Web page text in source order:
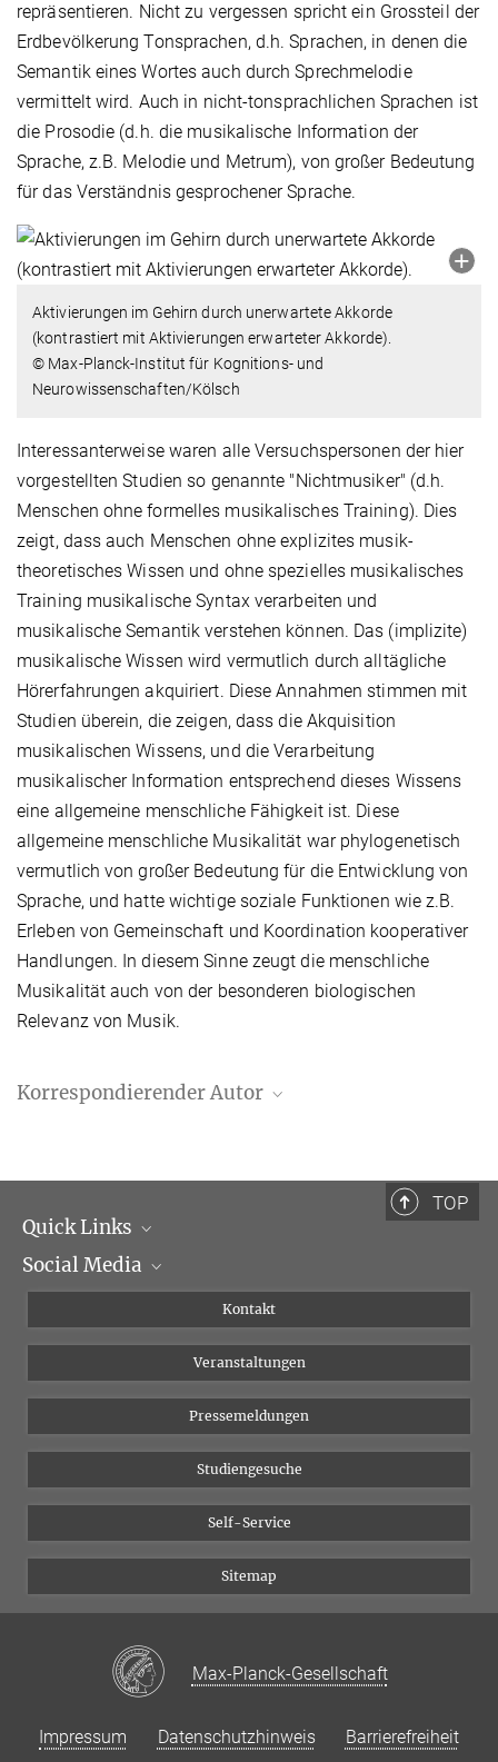
repräsentieren. Nicht zu vergessen spricht ein Grossteil der
Erdbevölkerung Tonsprachen, d.h. Sprachen, in denen die
Semantik eines Wortes auch durch Sprechmelodie
vermittelt wird. Auch in nicht-tonsprachlichen Sprachen ist
die Prosodie (d.h. die musikalische Information der
Sprache, z.B. Melodie und Metrum), von großer Bedeutung
für das Verständnis gesprochener Sprache.
Aktivierungen im Gehirn durch unerwartete Akkorde
(kontrastiert mit Aktivierungen erwarteter Akkorde).
© Max-Planck-Institut für Kognitions- und
Neurowissenschaften/Kölsch
Interessanterweise waren alle Versuchspersonen der hier
vorgestellten Studien so genannte "Nichtmusiker" (d.h.
Menschen ohne formelles musikalisches Training). Dies
zeigt, dass auch Menschen ohne explizites musik-
theoretisches Wissen und ohne spezielles musikalisches
Training musikalische Syntax verarbeiten und
musikalische Semantik verstehen können. Das (implizite)
musikalische Wissen wird vermutlich durch alltägliche
Hörerfahrungen akquiriert. Diese Annahmen stimmen mit
Studien überein, die zeigen, dass die Akquisition
musikalischen Wissens, und die Verarbeitung
musikalischer Information entsprechend dieses Wissens
eine allgemeine menschliche Fähigkeit ist. Diese
allgemeine menschliche Musikalität war phylogenetisch
vermutlich von großer Bedeutung für die Entwicklung von
Sprache, und hatte wichtige soziale Funktionen wie z.B.
Erleben von Gemeinschaft und Koordination kooperativer
Handlungen. In diesem Sinne zeugt die menschliche
Musikalität auch von der besonderen biologischen
Relevanz von Musik.
Korrespondierender Autor
koelsch@cbs.mpg.de
TOP
Quick Links
Institutsleitung
Social Media
Bluesky
YouTube
Kontakt
Veranstaltungen
Pressemeldungen
Studiengesuche
Self-Service
Sitemap
Max-Planck-Gesellschaft
Impressum Datenschutzhinweis Barrierefreiheit